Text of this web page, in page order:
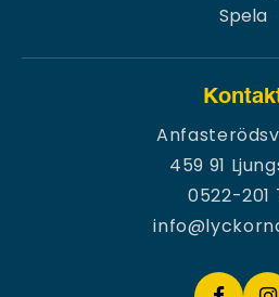
Spela
459 91
0522-201